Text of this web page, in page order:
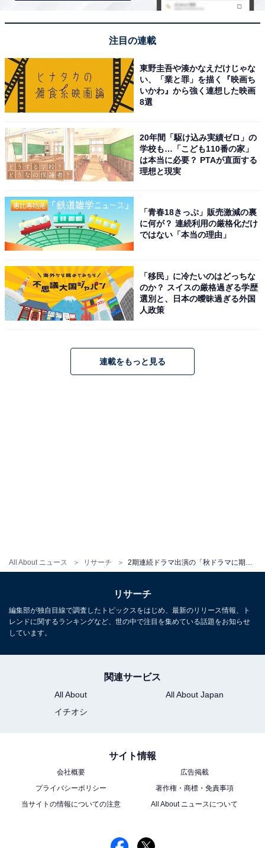
All About ニュース リサーチ
A post shared by 金ドラ『フェルマーの料理』【公式】
2位にランクインしたのは、10月20日スタートの『フェ
ルマーの料理』（TBS系）に出演する小芝風花さんで
す。本作は人気同名漫画の実写ドラマ化作品で、超一流
レストランを舞台に天才数学少年と謎多きカリスマシェ
フが難題に立ち向かっていくストーリー。小芝さんはク
ールな女性シェフ役を演じます。
2023年は3期連続ドラマ出演や、バラエティ番組『ぐる
ナイ』（日本テレビ系）の人気コーナー「グルメチキン
レース ゴチになります！」の新メンバーに決定するな
いでん）金と銀』（NHK BS）で主演を務めることも決
まり、活躍の幅を広げています。
くれるのかとても楽しみにしています」（50代女性）、
「小芝さんが演じる役は、いつもキャラクターが違うの
注目の連載
東野圭吾や湊かなえだけじゃな
い、「業と罪」を描く『映画ち
いかわ』から強く連想した映画
8選
20年間「駆け込み実績ゼロ」の
学校も…「こども110番の家」
は本当に必要？ PTAが直面する
理想と現実
「青春18きっぷ」販売激減の裏
に何が？ 連続利用の厳格化だけ
ではない「本当の理由」
「移民」に冷たいのはどっちな
のか？ スイスの厳格過ぎる学歴
選別と、日本の曖昧過ぎる外国
人政策
連載をもっと見る
リサーチ
編集部が独自目線で調査したトピックスをはじめ、最新のリリース情報、ト
レンドに関するランキングなど、世の中で注目を集めている話題をお知らせ
しています。
関連サービス
All About
All About Japan
イチオシ
サイト情報
会社概要
広告掲載
プライバシーポリシー
著作権・商標・免責事項
当サイトの情報についての注意
All About ニュースについて